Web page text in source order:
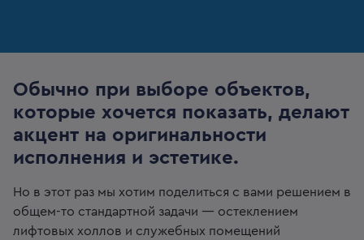
Обычно при выборе объектов,
которые хочется показать, делают
акцент на оригинальности
исполнения и эстетике.
Но в этот раз мы хотим поделиться с вами решением в
общем-то стандартной задачи — остеклением
лифтовых холлов и служебных помещений